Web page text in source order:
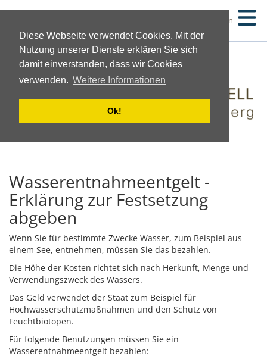
Diese Webseite verwendet Cookies. Mit der
Nutzung unserer Dienste erklären Sie sich
damit einverstanden, dass wir Cookies
verwenden. Weitere Informationen
Ok!
Suchen
Wasserentnahmeentgelt -
Erklärung zur Festsetzung
abgeben
Wenn Sie für bestimmte Zwecke Wasser, zum Beispiel aus
einem See, entnehmen, müssen Sie das bezahlen.
Die Höhe der Kosten richtet sich nach Herkunft, Menge und
Verwendungszweck des Wassers.
Das Geld verwendet der Staat zum Beispiel für
Hochwasserschutzmaßnahmen und den Schutz von
Feuchtbiotopen.
Für folgende Benutzungen müssen Sie ein
Wasserentnahmeentgelt bezahlen: